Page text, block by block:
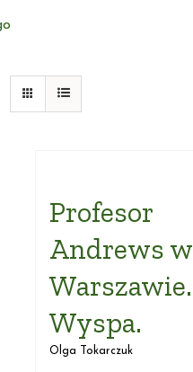
Profesor
Andrews w
Warszawie.
Wyspa.
Olga Tokarczuk